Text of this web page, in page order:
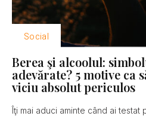
Social
Berea şi alcoolul:
adevărate? 5 motive ca
viciu absolut periculos
Îţi mai aduci aminte când ai testat